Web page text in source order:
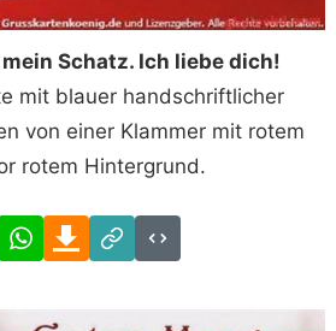
Schatz. Ich liebe dich!
mit blauer handschriftlicher
von einer Klammer mit rotem
rotem Hintergrund.
FacebookWhatsAppDownload
Link
Code